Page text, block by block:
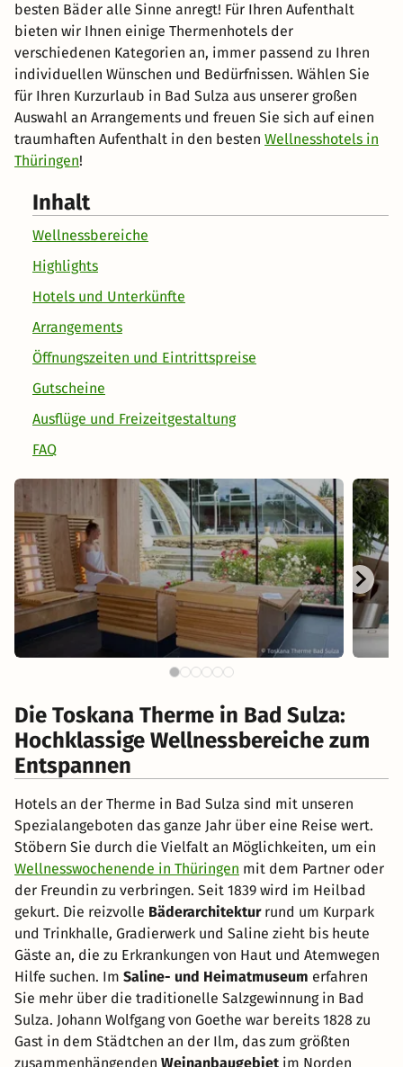
besten Bäder alle Sinne anregt! Für Ihren Aufenthalt
bieten wir Ihnen einige Thermenhotels der
verschiedenen Kategorien an, immer passend zu Ihren
individuellen Wünschen und Bedürfnissen. Wählen Sie
für Ihren Kurzurlaub in Bad Sulza aus unserer großen
Auswahl an Arrangements und freuen Sie sich auf einen
traumhaften Aufenthalt in den besten Wellnesshotels in
Thüringen!
Inhalt
Wellnessbereiche
Highlights
Hotels und Unterkünfte
Arrangements
Öffnungszeiten und Eintrittspreise
Gutscheine
Ausflüge und Freizeitgestaltung
FAQ
Die Toskana Therme in Bad Sulza:
Hochklassige Wellnessbereiche zum
Entspannen
Hotels an der Therme in Bad Sulza sind mit unseren
Spezialangeboten das ganze Jahr über eine Reise wert.
Stöbern Sie durch die Vielfalt an Möglichkeiten, um ein
Wellnesswochenende in Thüringen mit dem Partner oder
der Freundin zu verbringen. Seit 1839 wird im Heilbad
gekurt. Die reizvolle Bäderarchitekturrund um Kurpark
und Trinkhalle, Gradierwerk und Saline zieht bis heute
Gäste an, die zu Erkrankungen von Haut und Atemwegen
Hilfe suchen. Im Saline- und Heimatmuseum erfahren
Sie mehr über die traditionelle Salzgewinnung in Bad
Sulza. Johann Wolfgang von Goethe war bereits 1828 zu
Gast in dem Städtchen an der Ilm, das zum größten
zusammenhängenden Weinanbaugebiet im Norden